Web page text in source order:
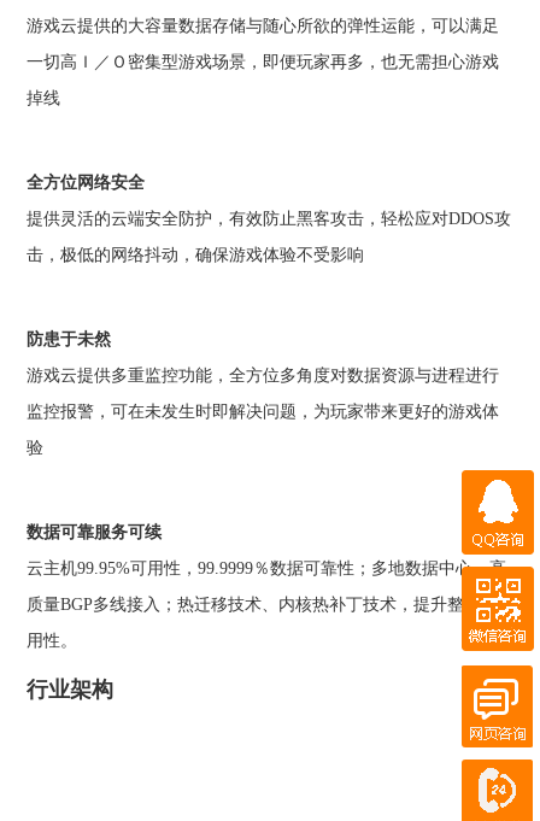
游戏云提供的大容量数据存储与随心所欲的弹性运能，可以满足
一切高Ｉ／Ｏ密集型游戏场景，即便玩家再多，也无需担心游戏
掉线
全方位网络安全
提供灵活的云端安全防护，有效防止黑客攻击，轻松应对DDOS攻
击，极低的网络抖动，确保游戏体验不受影响
防患于未然
游戏云提供多重监控功能，全方位多角度对数据资源与进程进行
监控报警，可在未发生时即解决问题，为玩家带来更好的游戏体
验
数据可靠服务可续
云主机99.95%可用性，99.9999％数据可靠性；多地数据中心，高
质量BGP多线接入；热迁移技术、内核热补丁技术，提升整体可
用性。
行业架构
微信咨询